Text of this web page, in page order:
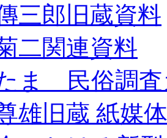
三郎旧蔵資料
二関連資料
ま 民俗調査
雄旧蔵 紙媒